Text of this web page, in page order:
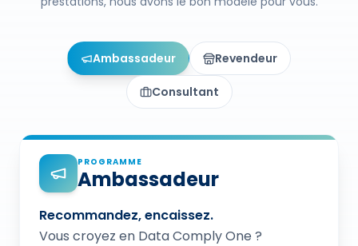
Ambassadeur Revendeur
Consultant
PROGRAMME
Ambassadeur
Recommandez, encaissez.
Vous croyez en Data Comply One ?